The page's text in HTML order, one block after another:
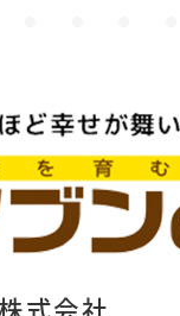
式会社